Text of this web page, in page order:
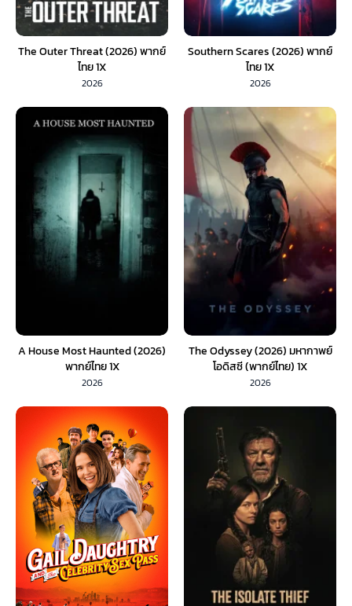
The Outer Threat (2026) พากย์
ไทย 1X
2026
Southern Scares (2026) พากย์
ไทย 1X
2026
A House Most Haunted (2026)
พากย์ไทย 1X
2026
The Odyssey (2026) มหากาพย์
โอดิสซี (พากย์ไทย) 1X
2026